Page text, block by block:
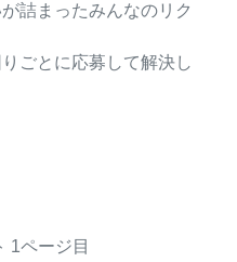
詰まったみんなのリク
ごとに応募して解決し
1ページ目